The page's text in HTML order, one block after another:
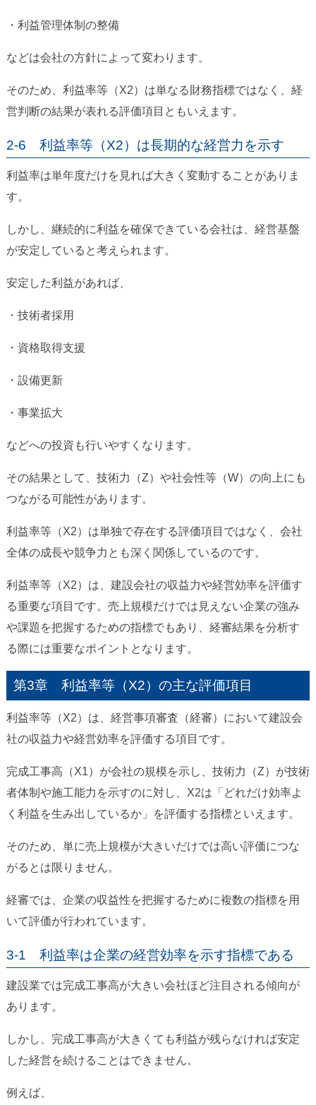
・利益管理体制の整備
などは会社の方針によって変わります。
そのため、利益率等（X2）は単なる財務指標ではなく、経
営判断の結果が表れる評価項目ともいえます。
2-6 利益率等（X2）は長期的な経営力を示す
利益率は単年度だけを見れば大きく変動することがありま
す。
しかし、継続的に利益を確保できている会社は、経営基盤
が安定していると考えられます。
安定した利益があれば、
・技術者採用
・資格取得支援
・設備更新
・事業拡大
などへの投資も行いやすくなります。
その結果として、技術力（Z）や社会性等（W）の向上にも
つながる可能性があります。
利益率等（X2）は単独で存在する評価項目ではなく、会社
全体の成長や競争力とも深く関係しているのです。
利益率等（X2）は、建設会社の収益力や経営効率を評価す
る重要な項目です。売上規模だけでは見えない企業の強み
や課題を把握するための指標でもあり、経審結果を分析す
る際には重要なポイントとなります。
第3章 利益率等（X2）の主な評価項目
利益率等（X2）は、経営事項審査（経審）において建設会
社の収益力や経営効率を評価する項目です。
完成工事高（X1）が会社の規模を示し、技術力（Z）が技術
者体制や施工能力を示すのに対し、X2は「どれだけ効率よ
く利益を生み出しているか」を評価する指標といえます。
そのため、単に売上規模が大きいだけでは高い評価につな
がるとは限りません。
経審では、企業の収益性を把握するために複数の指標を用
いて評価が行われています。
3-1 利益率は企業の経営効率を示す指標である
建設業では完成工事高が大きい会社ほど注目される傾向が
あります。
しかし、完成工事高が大きくても利益が残らなければ安定
した経営を続けることはできません。
例えば、